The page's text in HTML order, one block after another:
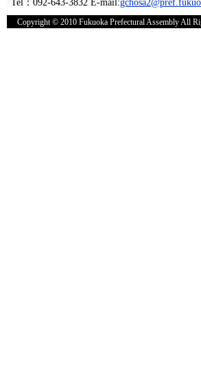
Copyright © 2010 Fukuoka Prefectural Assembly All